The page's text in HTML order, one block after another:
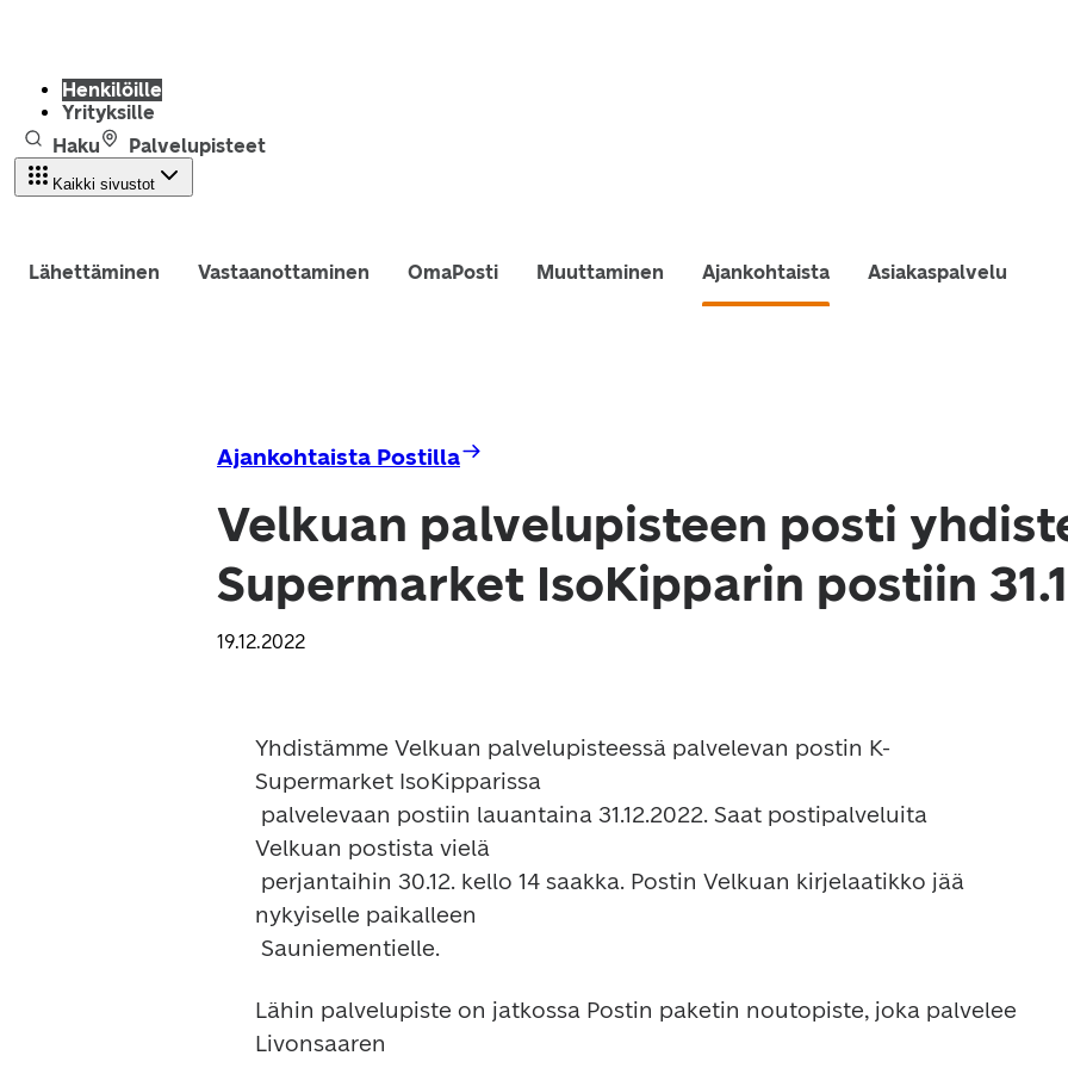
Henkilöille
Yrityksille
Haku
Palvelupisteet
Kaikki sivustot
Lähettäminen Vastaanottaminen OmaPosti Muuttaminen Ajankohtaista Asiakaspalvelu
Ajankohtaista Postilla
Velkuan palvelupisteen posti
Supermarket IsoKipparin postiin
19.12.2022
Yhdistämme Velkuan palvelupisteessä palvelevan postin K-
Supermarket IsoKipparissa
Velkuan postista vielä
nykyiselle paikalleen
Lähin palvelupiste on jatkossa Postin paketin noutopiste, joka palvelee
Livonsaaren